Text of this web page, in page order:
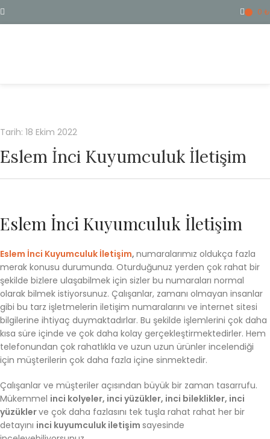
0 ₺
Tarih: 18 Ekim 2022
Eslem İnci Kuyumculuk İletişim
Eslem İnci Kuyumculuk İletişim
Eslem İnci Kuyumculuk İletişim, numaralarımız oldukça fazla
merak konusu durumunda. Oturduğunuz yerden çok rahat bir
şekilde bizlere ulaşabilmek için sizler bu numaraları normal
olarak bilmek istiyorsunuz. Çalışanlar, zamanı olmayan insanlar
gibi bu tarz işletmelerin iletişim numaralarını ve internet sitesi
bilgilerine ihtiyaç duymaktadırlar. Bu şekilde işlemlerini çok daha
kısa süre içinde ve çok daha kolay gerçekleştirmektedirler. Hem
telefonundan çok rahatlıkla ve uzun uzun ürünler incelendiği
için müşterilerin çok daha fazla içine sinmektedir.
Çalışanlar ve müşteriler açısından büyük bir zaman tasarrufu.
Mükemmel inci kolyeler, inci yüzükler, inci bileklikler, inci
yüzüklerve çok daha fazlasını tek tuşla rahat rahat her bir
detayını inci kuyumculuk iletişim sayesinde